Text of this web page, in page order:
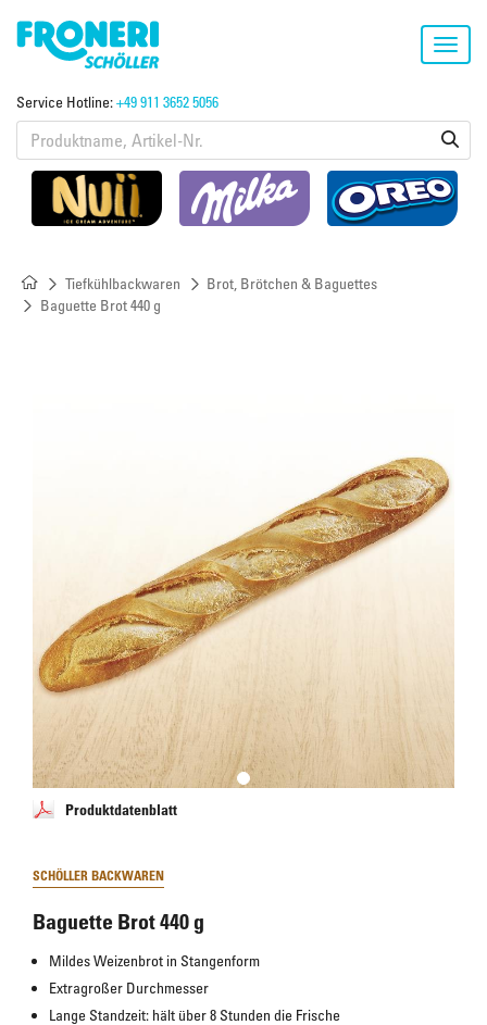
Service Hotline:+49 911 3652 5056
Tiefkühlbackwaren
Brot, Brötchen & Baguettes
Baguette Brot 440 g
Produktdatenblatt
SCHÖLLER BACKWAREN
Baguette Brot 440 g
Mildes Weizenbrot in Stangenform
Extragroßer Durchmesser
Lange Standzeit: hält über 8 Stunden die Frische